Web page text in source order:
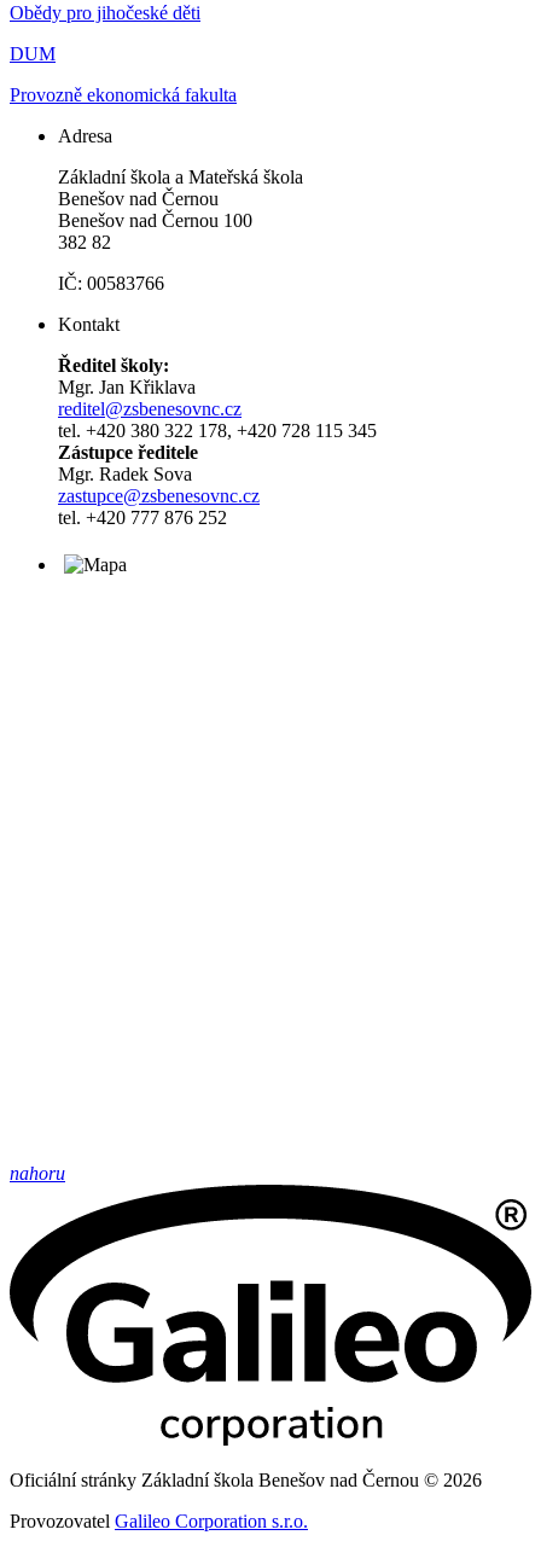
Obědy pro jihočeské děti
DUM
Provozně ekonomická fakulta
Adresa
Základní škola a Mateřská škola
Benešov nad Černou
Benešov nad Černou 100
382 82
IČ: 00583766
Kontakt
Ředitel školy:
Mgr. Jan Křiklava
reditel@zsbenesovnc.cz
tel. +420 380 322 178, +420 728 115 345
Zástupce ředitele
Mgr. Radek Sova
zastupce@zsbenesovnc.cz
tel. +420 777 876 252
nahoru
Oficiální stránky Základní škola Benešov nad Černou © 2026
Provozovatel Galileo Corporation s.r.o.